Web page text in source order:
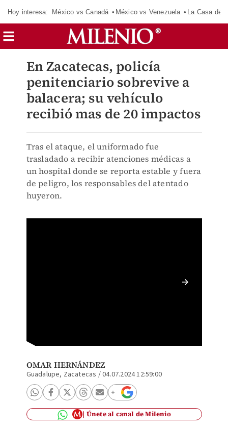
Hoy interesa: México vs Canadá México vs Venezuela La Casa de
En Zacatecas, policía
penitenciario sobrevive a
balacera; su vehículo
recibió mas de 20 impactos
Tras el ataque, el uniformado fue
trasladado a recibir atenciones médicas a
un hospital donde se reporta estable y fuera
de peligro, los responsables del atentado
huyeron.
OMAR HERNÁNDEZ
Guadalupe, Zacatecas /04.07.2024 12:59:00
Únete al canal de Milenio